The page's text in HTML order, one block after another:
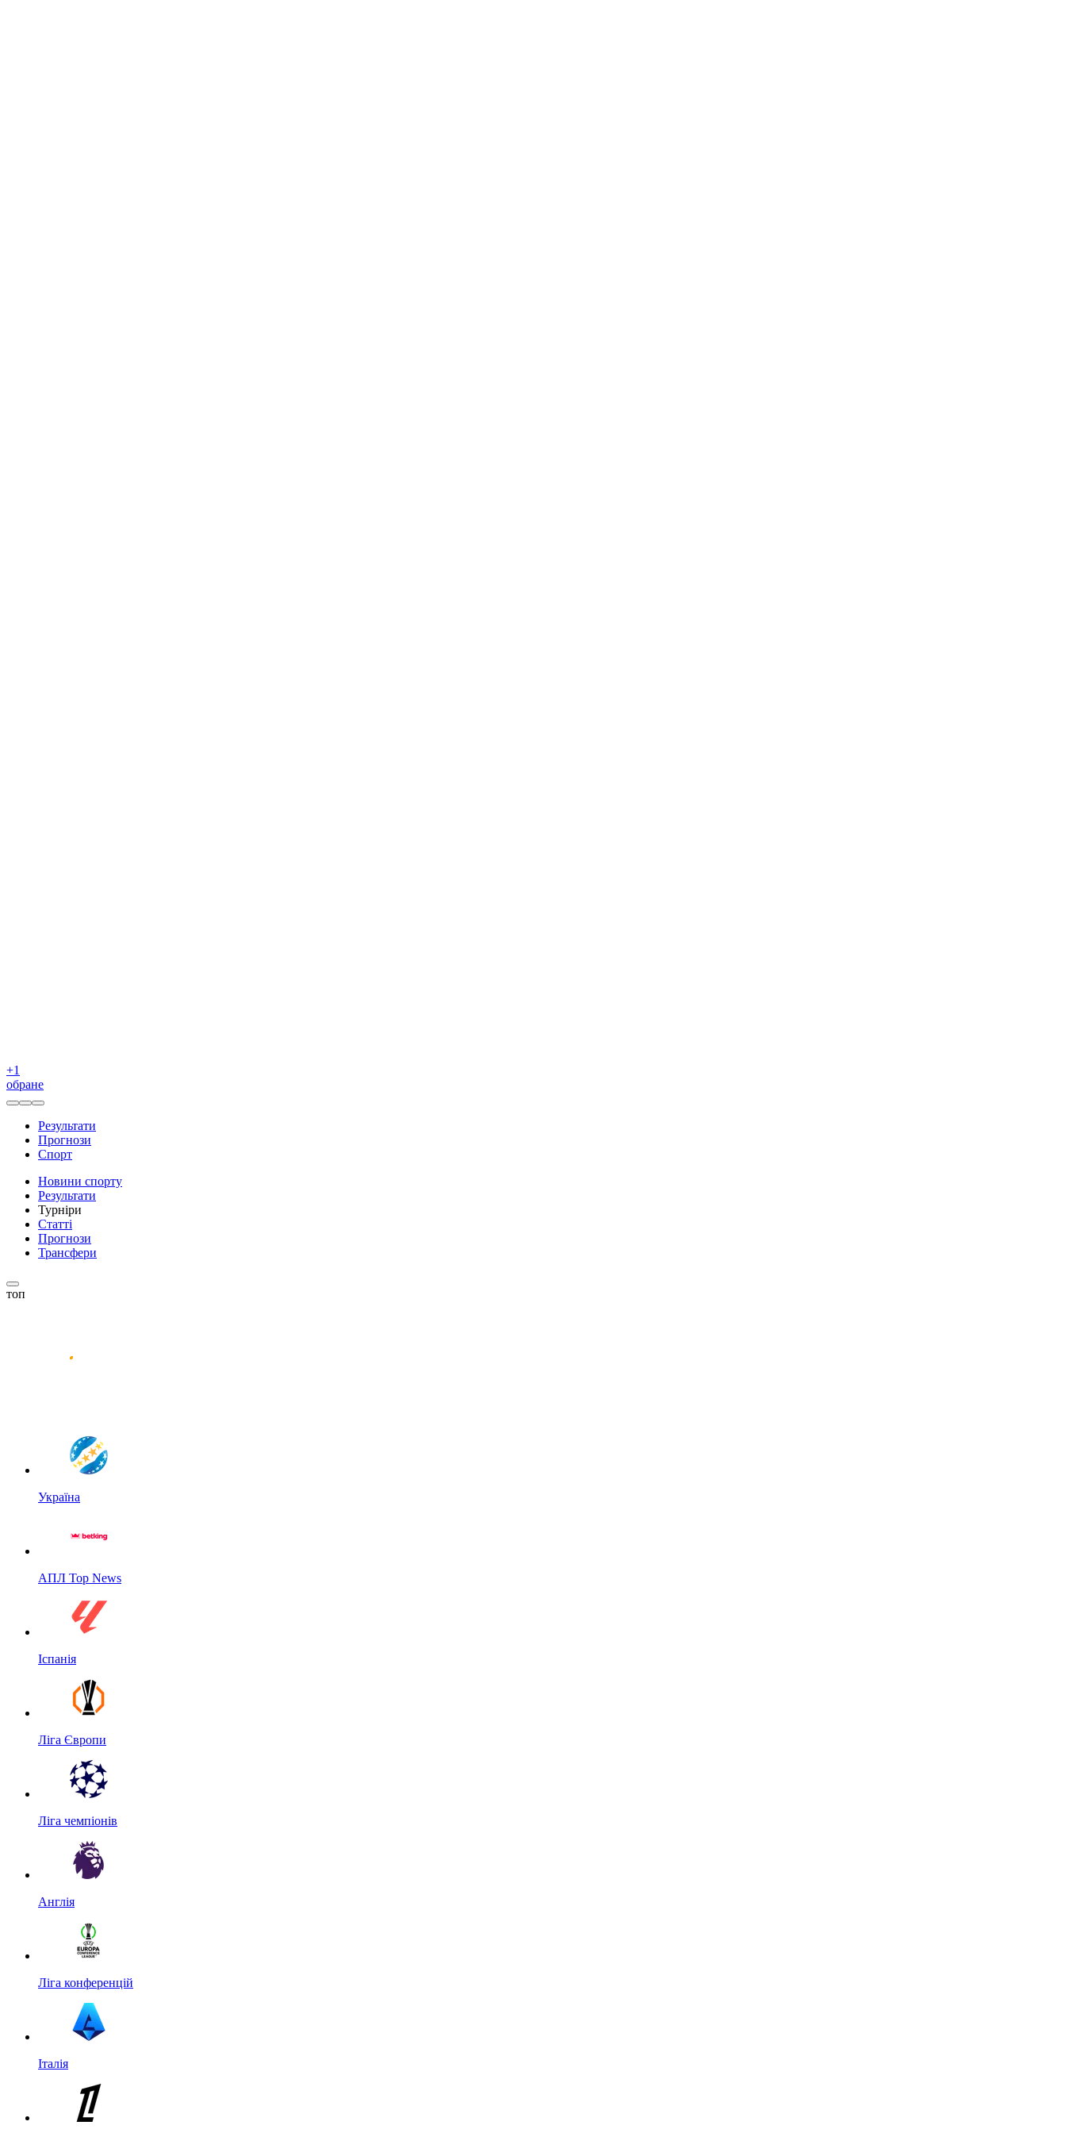
+1
обране
Результати
Прогнози
Спорт
Новини спорту
Результати
Турніри
Статті
Прогнози
Трансфери
топ
Україна
АПЛ Top News
Іспанія
Ліга Європи
Ліга чемпіонів
Англія
Ліга конференцій
Італія